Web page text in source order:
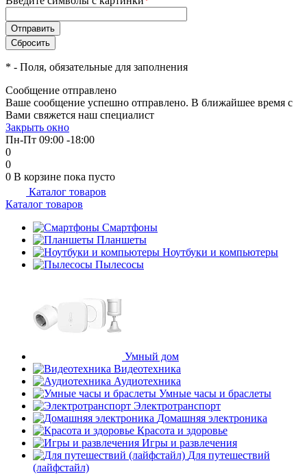
* - Поля, обязательные для заполнения
Сообщение отправлено
Ваше сообщение успешно отправлено. В ближайшее время с
Вами свяжется наш специалист
Закрыть окно
Пн-Пт 09:00 -18:00
0
0
0 В корзине пока пусто
Каталог товаров
Каталог товаров
Смартфоны
Планшеты
Ноутбуки и компьютеры
Пылесосы
Умный дом
Видеотехника
Аудиотехника
Умные часы и браслеты
Электротранспорт
Домашняя электроника
Красота и здоровье
Игры и развлечения
Для путешествий
(лайфстайл)